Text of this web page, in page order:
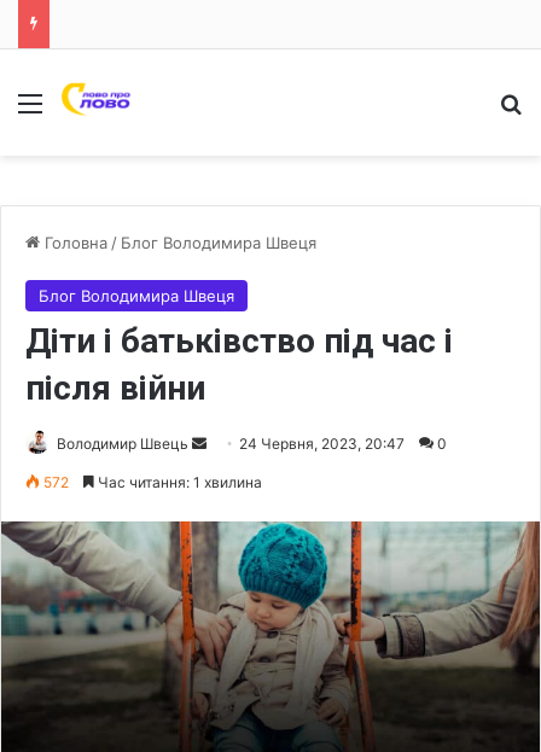
Меню
Головна / Блог Володимира Швеця
Блог Володимира Швеця
Діти і батьківство під час і
після війни
Володимир Швець
e
m
a
i
l
24 Червня, 2023, 20:47 0
572 Час читання: 1 хвилина